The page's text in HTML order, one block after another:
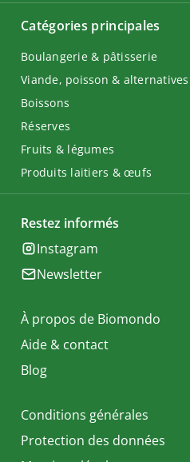
Catégories principales
Boulangerie & pâtisserie
Viande, poisson & alternatives
Boissons
Réserves
Fruits & légumes
Produits laitiers & œufs
Restez informés
Instagram
Newsletter
À propos de Biomondo
Aide & contact
Blog
Conditions générales
Protection des données